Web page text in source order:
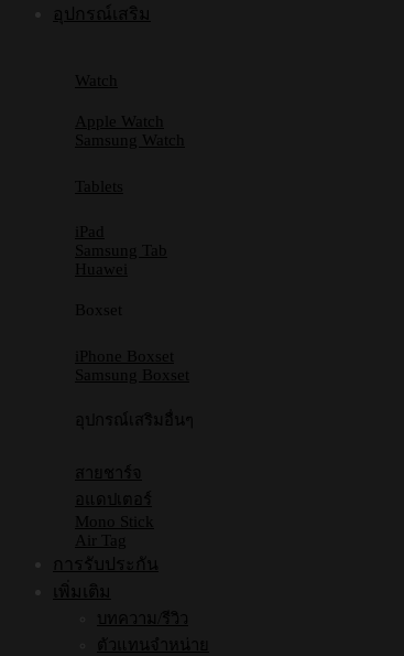
อุปกรณ์เสริม
Watch
Apple Watch
Samsung Watch
Tablets
iPad
Samsung Tab
Huawei
Boxset
iPhone Boxset
Samsung Boxset
อุปกรณ์เสริมอื่นๆ
สายชาร์จ
อแดปเตอร์
Mono Stick
Air Tag
การรับประกัน
เพิ่มเติม
บทความ/รีวิว
ตัวแทนจำหน่าย